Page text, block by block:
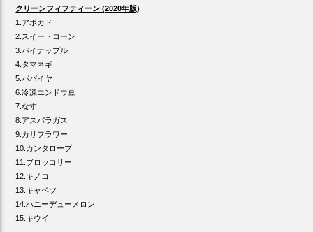
クリーンフィフティーン (2020年版)
1.アボカド
2.スイートコーン
3.パイナップル
4.タマネギ
5.パパイヤ
6.冷凍エンドウ豆
7.なす
8.アスパラガス
9.カリフラワー
10.カンタロープ
11.ブロッコリー
12.キノコ
13.キャベツ
14.ハニーデューメロン
15.キウイ